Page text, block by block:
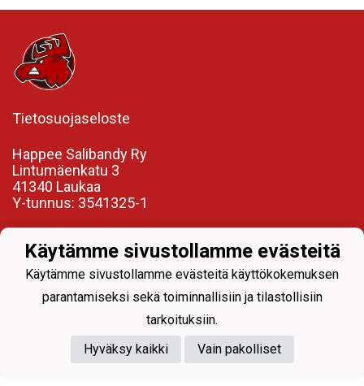
Tietosuojaseloste
Happee Salibandy Ry
Lintumäenkatu 3
41340 Laukaa
Y-tunnus: 3541325-1
Powered by
Käytämme sivustollamme evästeitä
Käytämme sivustollamme evästeitä käyttökokemuksen
parantamiseksi sekä toiminnallisiin ja tilastollisiin
tarkoituksiin.
Hyväksy kaikki
Vain pakolliset